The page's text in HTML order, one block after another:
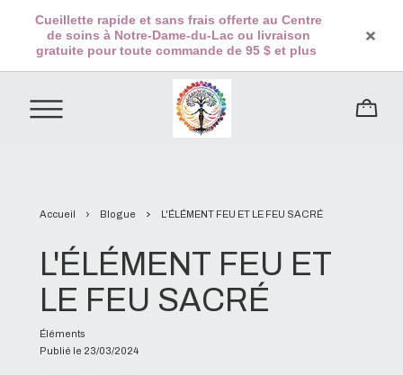
Cueillette rapide et sans frais offerte au Centre
de soins à Notre-Dame-du-Lac ou livraison
gratuite pour toute commande de 95 $ et plus
Accueil Blogue L'ÉLÉMENT FEU ET LE FEU SACRÉ
L'ÉLÉMENT FEU ET
LE FEU SACRÉ
Éléments
Publié le 23/03/2024